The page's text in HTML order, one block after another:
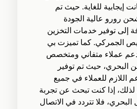
إيجابية للغاية. حيث تم
رورو عالية الجودة
إلى توفير خدمات التخزين
الجمركي. كما تميزت بي
عملاء متفاني ومتخصص
البحري، حيث تم توفير
اللازم للعملاء في جميع
إذا كنت تبحث عن تجربة
فلا تتردد في الاتصال